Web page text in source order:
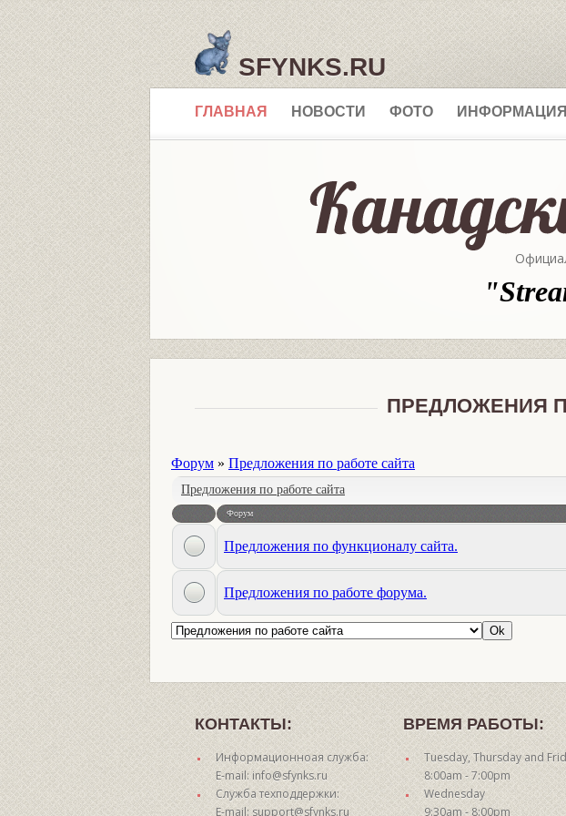
SFYNKS.RU
ГЛАВНАЯ НОВОСТИ ФОТО ИНФОРМАЦИЯ
ПРЕДЛОЖЕНИЯ
Форум » Предложения по работе сайта
Предложения по работе сайта
Форум
Предложения по функционалу сайта.
Предложения по работе форума.
КОНТАКТЫ:
Информационноая служба:
E-mail: info@sfynks.ru
Служба техподдержки:
E-mail: support@sfynks.ru
ВРЕМЯ РАБОТЫ:
Tuesday, Thursday and
8:00am - 7:00pm
Wednesday
9:30am - 8:00pm